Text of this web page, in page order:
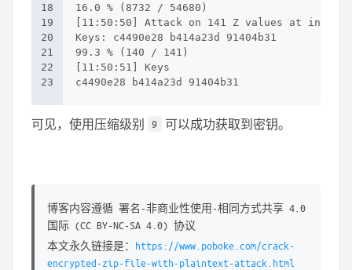
18
19
20
21
22
23
16.0 % (8732 / 54680)
[11:50:50] Attack on 141 Z values at index
Keys: c4490e28 b414a23d 91404b31
99.3 % (140 / 141)
[11:50:51] Keys
c4490e28 b414a23d 91404b31
可见，使用压缩级别 9 可以成功获取到密钥。
博客内容遵循 署名-非商业性使用-相同方式共享 4.0
国际 (CC BY-NC-SA 4.0) 协议
本文永久链接是： https://www.poboke.com/crack-
encrypted-zip-file-with-plaintext-attack.html